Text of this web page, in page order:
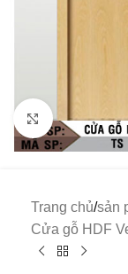
Click to
Trang chủ/sản
Cửa gỗ HDF